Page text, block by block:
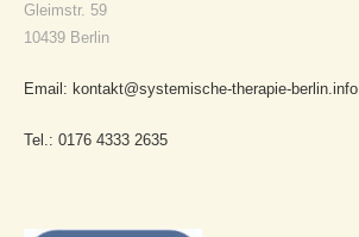
Gleimstr. 59
10439 Berlin
Email: kontakt@systemische-therapie-berlin.info
Tel.: 0176 4333 2635